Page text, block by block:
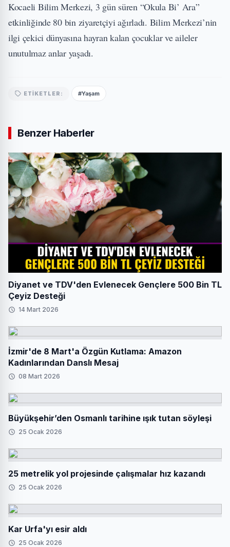
Kocaeli Bilim Merkezi, 3 gün süren “Okula Bi’ Ara”
etkinliğinde 80 bin ziyaretçiyi ağırladı. Bilim Merkezi’nin
ilgi çekici dünyasına hayran kalan çocuklar ve aileler
unutulmaz anlar yaşadı.
ETIKETLER: #Yaşam
Benzer Haberler
Diyanet ve TDV'den Evlenecek Gençlere 500 Bin TL
Çeyiz Desteği
14 Mart 2026
İzmir'de 8 Mart'a Özgün Kutlama: Amazon
Kadınlarından Danslı Mesaj
08 Mart 2026
Büyükşehir’den Osmanlı tarihine ışık tutan söyleşi
25 Ocak 2026
25 metrelik yol projesinde çalışmalar hız kazandı
25 Ocak 2026
Kar Urfa'yı esir aldı
25 Ocak 2026